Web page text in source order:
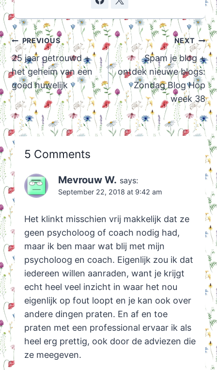
Post
navigation
PREVIOUS
25 jaar getrouwd +
het geheim van een
goed huwelijk
NEXT
Spam je blog +
ontdek nieuwe blogs:
Zondag Blog Hop
week 38
5 Comments
Mevrouw W. says:
September 22, 2018 at 9:42 am
Het klinkt misschien vrij makkelijk dat ze
geen psycholoog of coach nodig had,
maar ik ben maar wat blij met mijn
psycholoog en coach. Eigenlijk zou ik dat
iedereen willen aanraden, want je krijgt
echt heel veel inzicht in waar het nou
eigenlijk op fout loopt en je kan ook over
andere dingen praten. En af en toe
praten met een professional ervaar ik als
heel erg prettig, ook door de adviezen die
ze meegeven.